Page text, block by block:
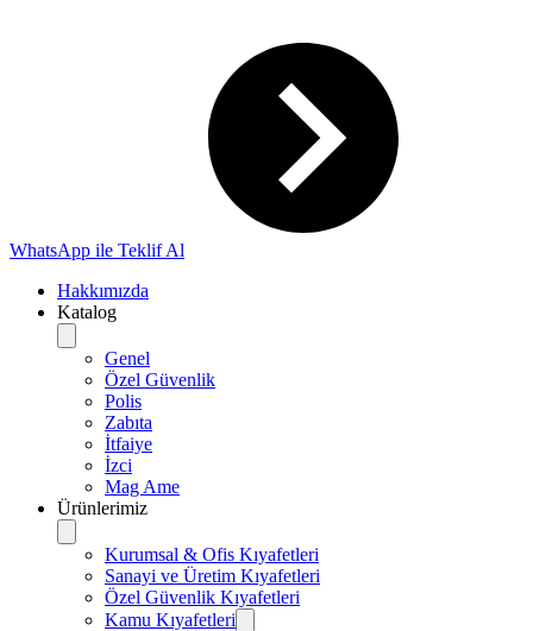
WhatsApp ile Teklif Al
Hakkımızda
Katalog
Genel
Özel Güvenlik
Polis
Zabıta
İtfaiye
İzci
Mag Ame
Ürünlerimiz
Kurumsal & Ofis Kıyafetleri
Sanayi ve Üretim Kıyafetleri
Özel Güvenlik Kıyafetleri
Kamu Kıyafetleri